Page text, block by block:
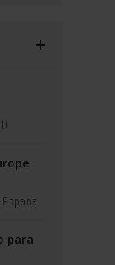
para